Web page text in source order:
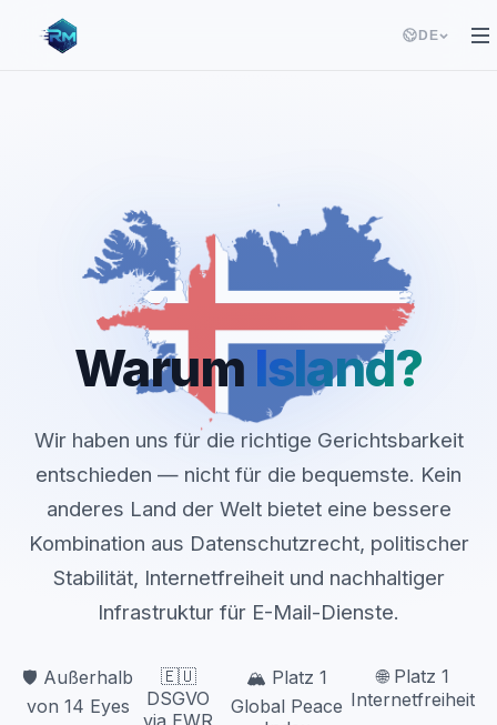
DE
Warum Island?
Wir haben uns für die richtige Gerichtsbarkeit
entschieden — nicht für die bequemste. Kein
anderes Land der Welt bietet eine bessere
Kombination aus Datenschutzrecht, politischer
Stabilität, Internetfreiheit und nachhaltiger
Infrastruktur für E-Mail-Dienste.
🛡️ Außerhalb
von 14 Eyes
🇪🇺
DSGVO
via EWR
🏔️ Platz 1
Global Peace
🌐 Platz 1
Internetfreiheit